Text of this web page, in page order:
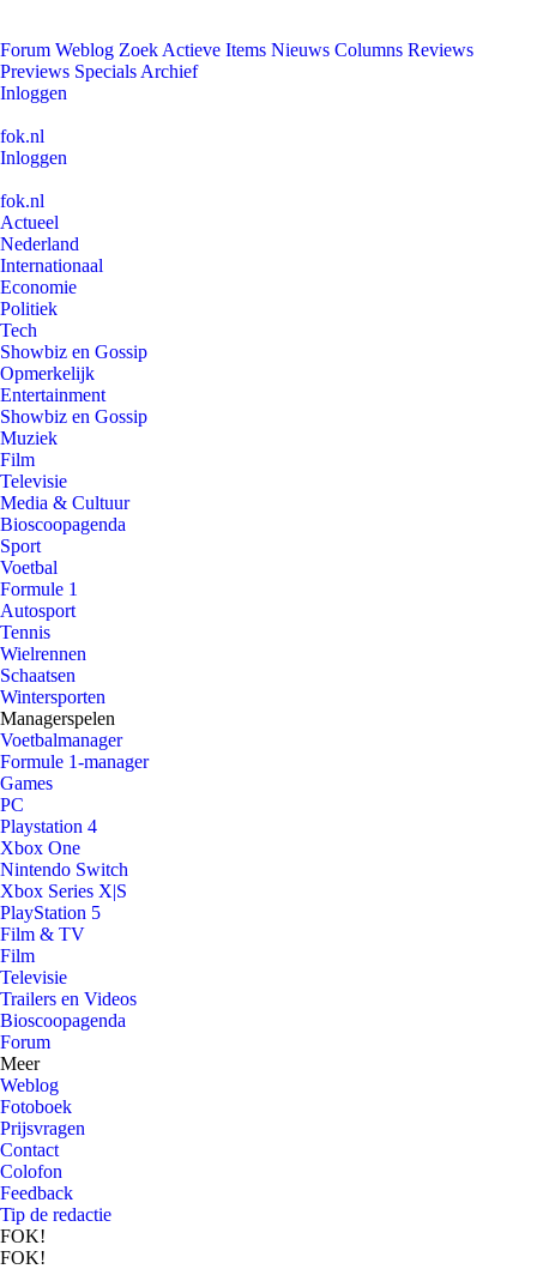
Forum Weblog Zoek Actieve Items Nieuws Columns Reviews
Previews Specials Archief
Inloggen
fok.nl
Inloggen
fok.nl
Actueel
Nederland
Internationaal
Economie
Politiek
Tech
Showbiz en Gossip
Opmerkelijk
Entertainment
Showbiz en Gossip
Muziek
Film
Televisie
Media & Cultuur
Bioscoopagenda
Sport
Voetbal
Formule 1
Autosport
Tennis
Wielrennen
Schaatsen
Wintersporten
Managerspelen
Voetbalmanager
Formule 1-manager
Games
PC
Playstation 4
Xbox One
Nintendo Switch
Xbox Series X|S
PlayStation 5
Film & TV
Film
Televisie
Trailers en Videos
Bioscoopagenda
Forum
Meer
Weblog
Fotoboek
Prijsvragen
Contact
Colofon
Feedback
Tip de redactie
FOK!
FOK!